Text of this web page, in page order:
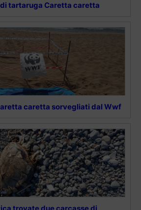
tartaruga Caretta caretta
caretta sorvegliati dal Wwf